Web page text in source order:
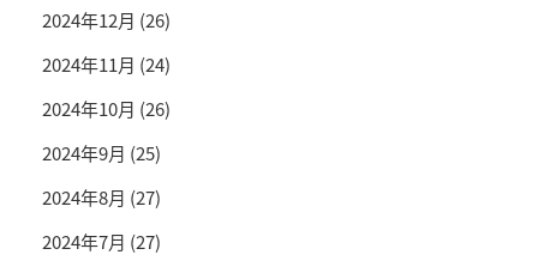
2024年12月 (26)
2024年11月 (24)
2024年10月 (26)
2024年9月 (25)
2024年8月 (27)
2024年7月 (27)